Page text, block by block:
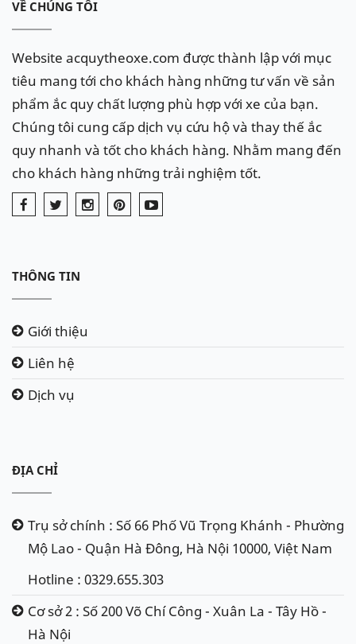
VỀ CHÚNG TÔI
Website acquytheoxe.com được thành lập với mục
tiêu mang tới cho khách hàng những tư vấn về sản
phẩm ắc quy chất lượng phù hợp với xe của bạn.
Chúng tôi cung cấp dịch vụ cứu hộ và thay thế ắc
quy nhanh và tốt cho khách hàng. Nhằm mang đến
cho khách hàng những trải nghiệm tốt.
THÔNG TIN
Giới thiệu
Liên hệ
Dịch vụ
ĐỊA CHỈ
Trụ sở chính : Số 66 Phố Vũ Trọng Khánh - Phường
Mộ Lao - Quận Hà Đông, Hà Nội 10000, Việt Nam
Hotline : 0329.655.303
Cơ sở 2 : Số 200 Võ Chí Công - Xuân La - Tây Hồ -
Hà Nội